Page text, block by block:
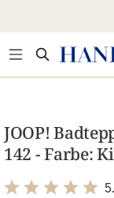
JOOP!
142 - Farbe: